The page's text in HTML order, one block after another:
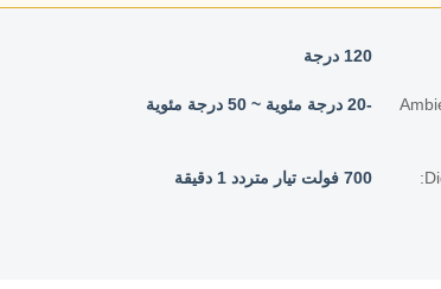
120 درجة
-20 درجة مئوية ~ 50 درجة مئوية
700 فولت تيار متردد 1 دقيقة